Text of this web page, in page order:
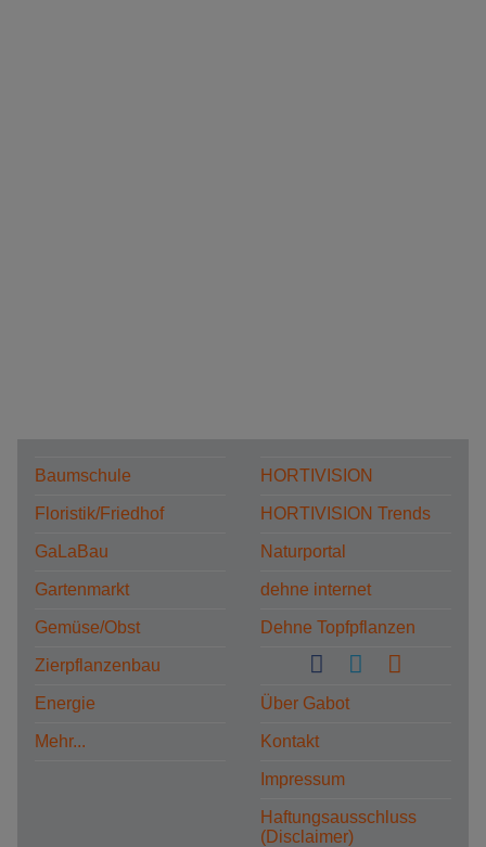
Baumschule
Floristik/Friedhof
GaLaBau
Gartenmarkt
Gemüse/Obst
Zierpflanzenbau
Energie
Mehr...
HORTIVISION
HORTIVISION Trends
Naturportal
dehne internet
Dehne Topfpflanzen
Über Gabot
Kontakt
Impressum
Haftungsausschluss
(Disclaimer)